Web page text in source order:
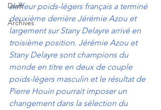
Draft
Archives
skiffeur poids-légers français a terminé
deuxième derrière Jérémie Azou et
largement sur Stany Delayre arrivé en
troisième position. Jérémie Azou et
Stany Delayre sont champions du
monde en titre en deux de couple
poids-légers masculin et le résultat de
Pierre Houin pourrait imposer un
changement dans la sélection du